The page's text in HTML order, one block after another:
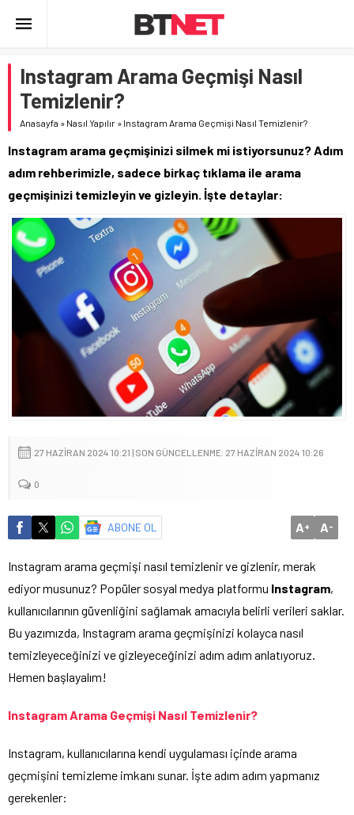
Instagram Arama Geçmişi Nasıl
Temizlenir?
Anasayfa » Nasıl Yapılır » Instagram Arama Geçmişi Nasıl Temizlenir?
Instagram arama geçmişinizi silmek mi istiyorsunuz? Adım
adım rehberimizle, sadece birkaç tıklama ile arama
geçmişinizi temizleyin ve gizleyin. İşte detaylar:
27 HAZIRAN 2024 10:21 | SON GÜNCELLENME: 27 HAZIRAN 2024 10:26
0
ABONE OL A+ A-
Instagram arama geçmişi nasıl temizlenir ve gizlenir, merak
ediyor musunuz? Popüler sosyal medya platformu Instagram,
kullanıcılarının güvenliğini sağlamak amacıyla belirli verileri saklar.
Bu yazımızda, Instagram arama geçmişinizi kolayca nasıl
temizleyeceğinizi ve gizleyeceğinizi adım adım anlatıyoruz.
Hemen başlayalım!
Instagram Arama Geçmişi Nasıl Temizlenir?
Instagram, kullanıcılarına kendi uygulaması içinde arama
geçmişini temizleme imkanı sunar. İşte adım adım yapmanız
gerekenler: